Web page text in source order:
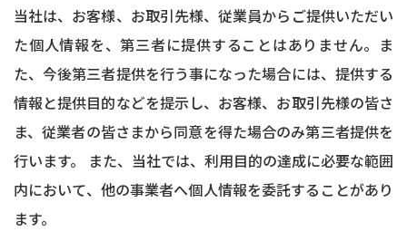
当社は、お客様、お取引先様、従業員からご提供いただい
た個人情報を、第三者に提供することはありません。ま
た、今後第三者提供を行う事になった場合には、提供する
情報と提供目的などを提示し、お客様、お取引先様の皆さ
ま、従業者の皆さまから同意を得た場合のみ第三者提供を
行います。 また、当社では、利用目的の達成に必要な範囲
内において、他の事業者へ個人情報を委託することがあり
ます。